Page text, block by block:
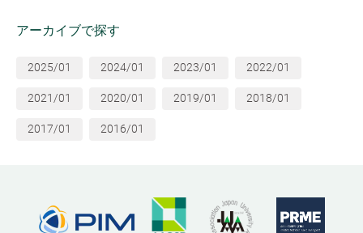
アーカイブで探す
2025/01 2024/01 2023/01 2022/01
2021/01 2020/01 2019/01 2018/01
2017/01 2016/01